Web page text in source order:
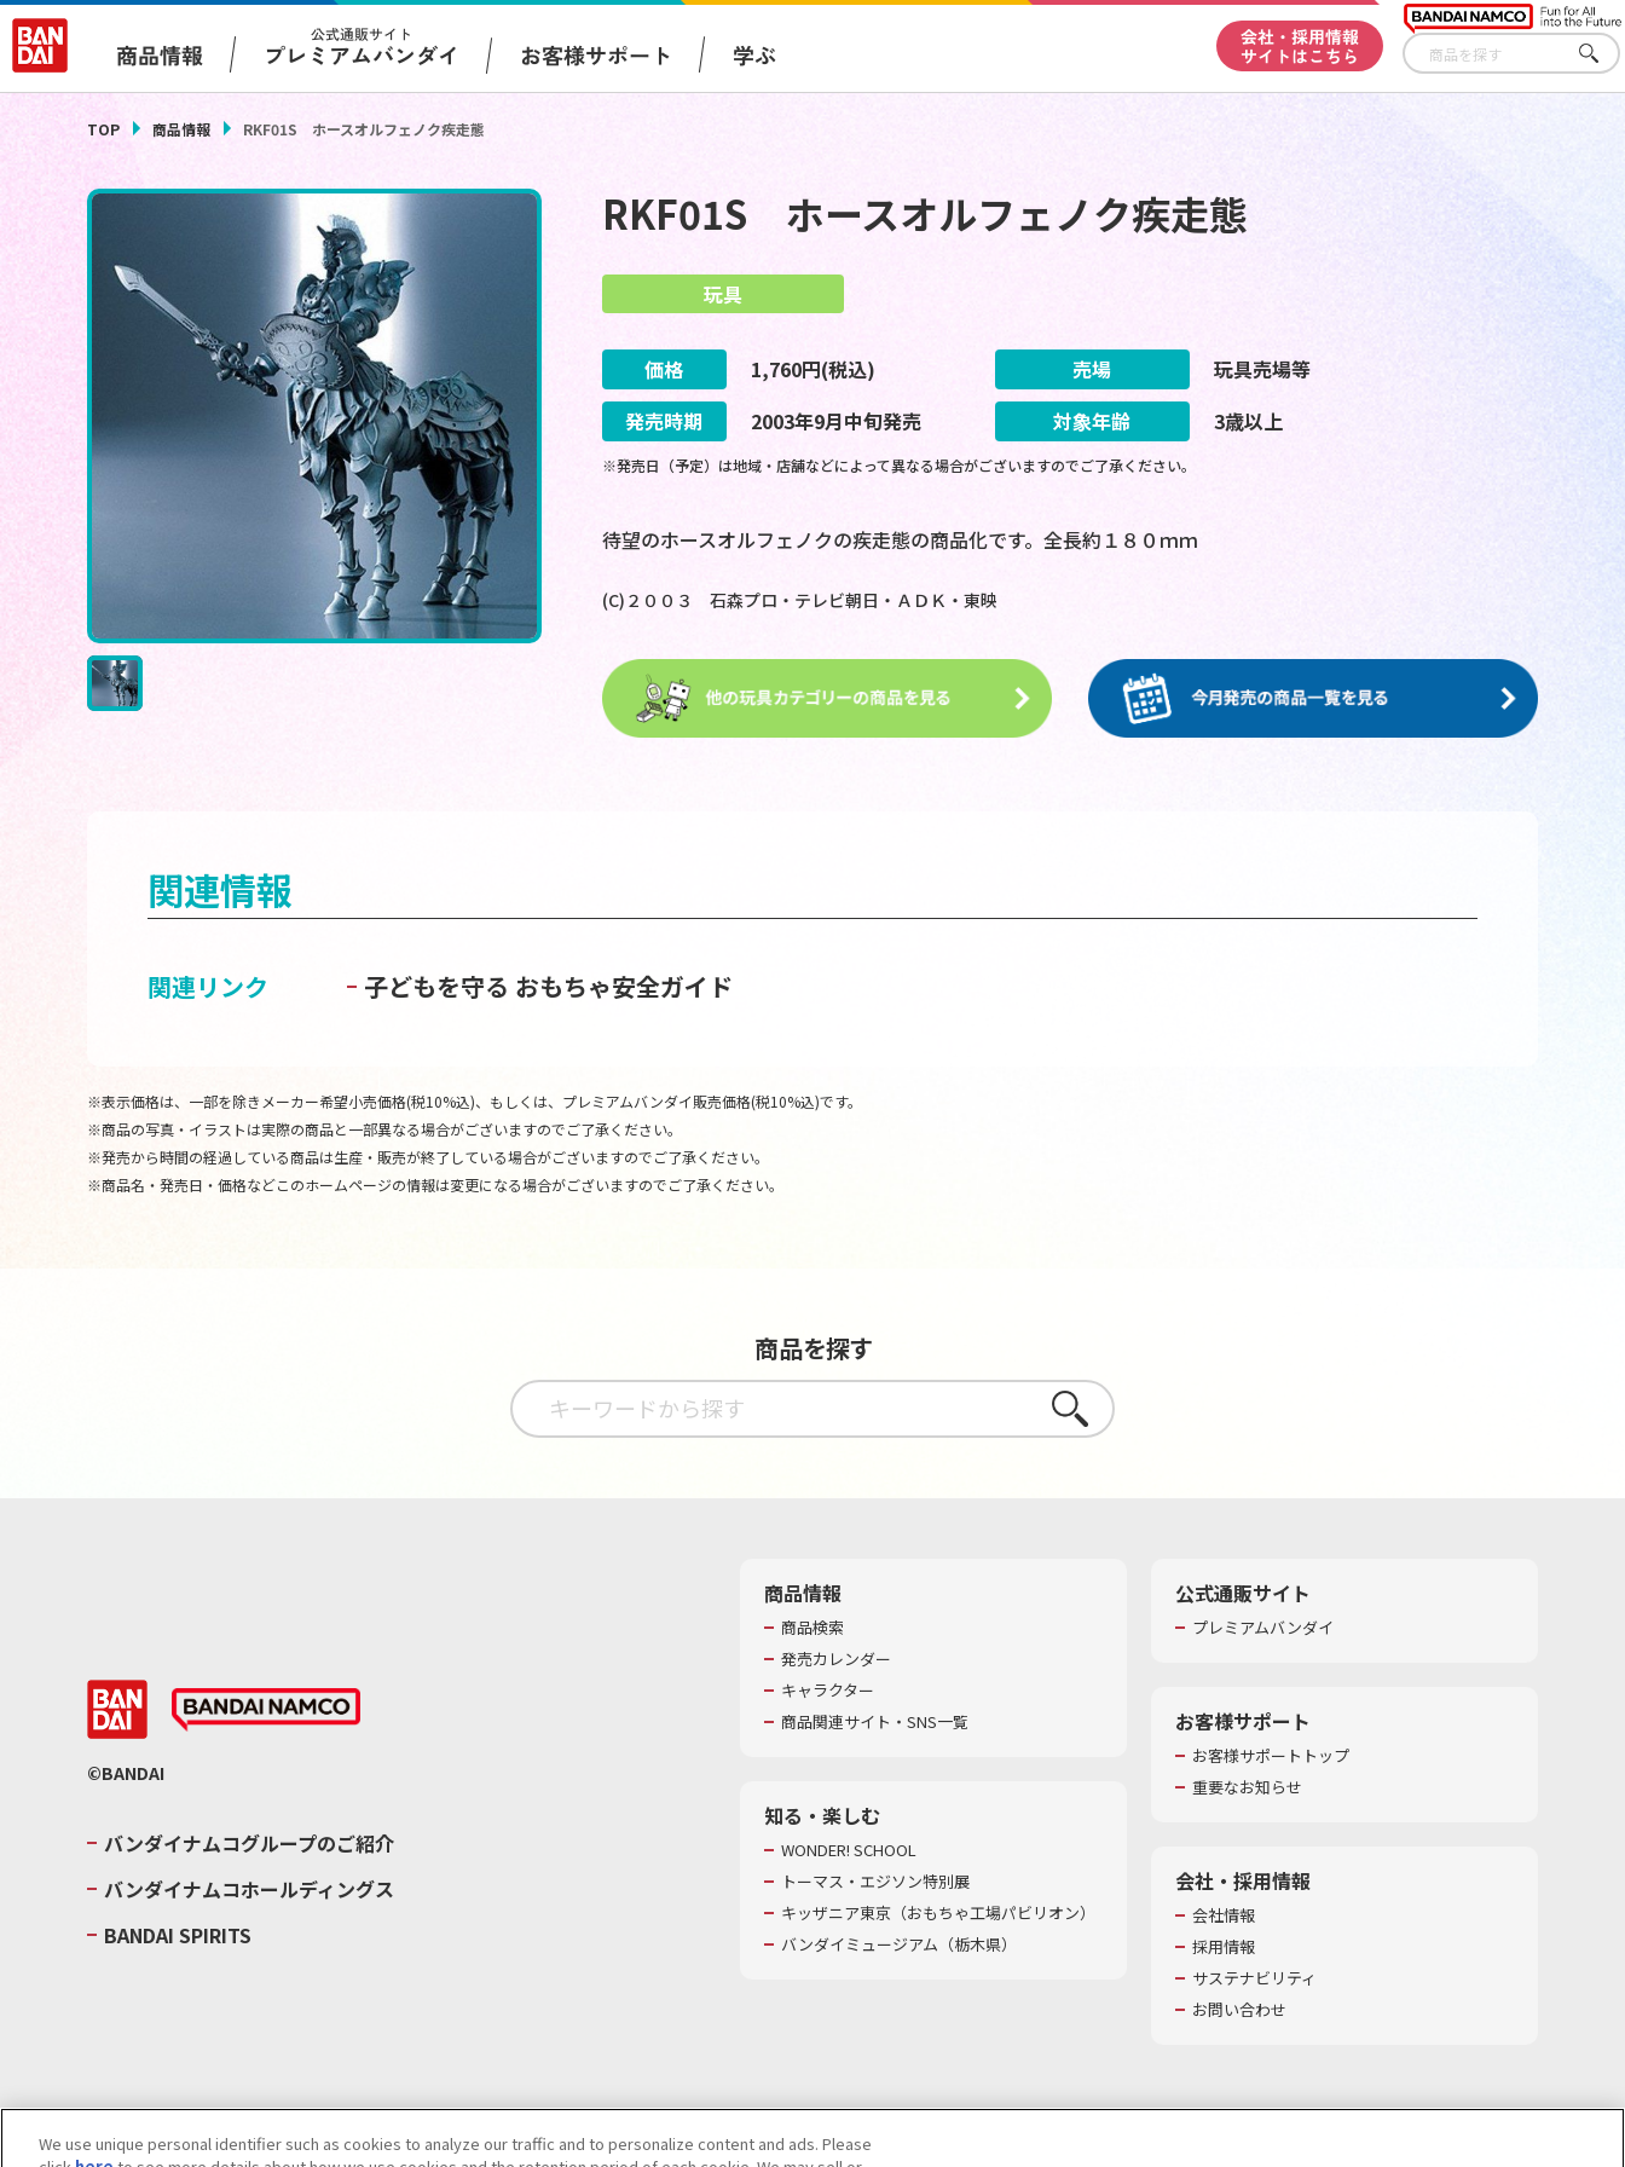
商品情報
公式通販サイト
プレミアムバンダイ お客様サポート 学ぶ
会社・採用情報
サイトはこちら
さが
す
TOP 商品情報 RKF01S ホースオルフェノク疾走態
RKF01S ホースオルフェノク疾走態
玩具
価格 1,760円(税込) 売場
玩具売場等
発売時期
2003年9月中旬発売 対象年齢 3歳以上
※発売日（予定）は地域・店舗などによって異なる場合がございますのでご了承ください。
待望のホースオルフェノクの疾走態の商品化です。全長約１８０ｍｍ
(C)２００３ 石森プロ・テレビ朝日・ＡＤＫ・東映
関連情報
関連リンク 子どもを守る おもちゃ安全ガイド
※表示価格は、一部を除きメーカー希望小売価格(税10%込)、もしくは、プレミアムバンダイ販売価格(税10%込)です。
※商品の写真・イラストは実際の商品と一部異なる場合がございますのでご了承ください。
※発売から時間の経過している商品は生産・販売が終了している場合がございますのでご了承ください。
※商品名・発売日・価格などこのホームページの情報は変更になる場合がございますのでご了承ください。
商品を探す
さがす
©BANDAI
バンダイナムコグループのご紹介
バンダイナムコホールディングス
BANDAI SPIRITS
商品情報
商品検索
発売カレンダー
キャラクター
商品関連サイト・SNS一覧
知る・楽しむ
WONDER! SCHOOL
トーマス・エジソン特別展
キッザニア東京（おもちゃ工場パビリオン）​
バンダイミュージアム（栃木県）
公式通販サイト
プレミアムバンダイ
お客様サポート
お客様サポートトップ
重要なお知らせ
会社・採用情報
会社情報
採用情報
サステナビリティ
お問い合わせ
We use unique personal identifier such as cookies to analyze our traffic and to personalize content and ads. Please